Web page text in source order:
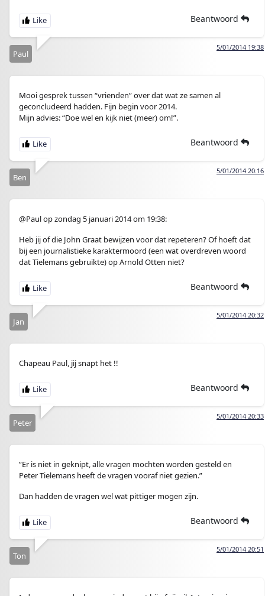
Beantwoord
5/01/2014 19:38
Paul
Mooi gesprek tussen “vrienden” over dat wat ze samen al
geconcludeerd hadden. Fijn begin voor 2014.
Mijn advies: “Doe wel en kijk niet (meer) om!”.
Beantwoord
5/01/2014 20:16
Ben
@Paul op zondag 5 januari 2014 om 19:38:
Heb jij of die John Graat bewijzen voor dat repeteren? Of hoeft dat
bij een journalistieke karaktermoord (een wat overdreven woord
dat Tielemans gebruikte) op Arnold Otten niet?
Beantwoord
5/01/2014 20:32
Jan
Chapeau Paul, jij snapt het !!
Beantwoord
5/01/2014 20:33
Peter
”Er is niet in geknipt, alle vragen mochten worden gesteld en
Peter Tielemans heeft de vragen vooraf niet gezien.”
Dan hadden de vragen wel wat pittiger mogen zijn.
Beantwoord
5/01/2014 20:51
Ton